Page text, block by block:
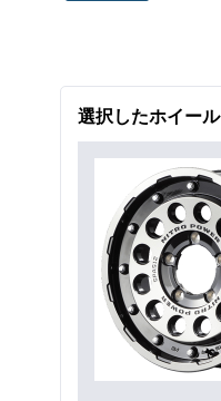
選択したホイール